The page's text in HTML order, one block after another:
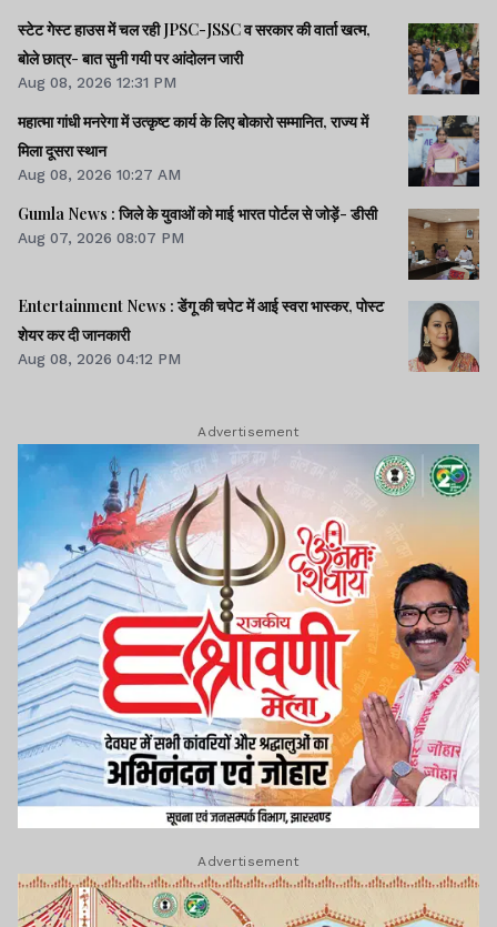
स्टेट गेस्ट हाउस में चल रही JPSC-JSSC व सरकार की वार्ता खत्म,
बोले छात्र- बात सुनी गयी पर आंदोलन जारी
Aug 08, 2026 12:31 PM
महात्मा गांधी मनरेगा में उत्कृष्ट कार्य के लिए बोकारो सम्मानित, राज्य में
मिला दूसरा स्थान
Aug 08, 2026 10:27 AM
Gumla News : जिले के युवाओं को माई भारत पोर्टल से जोड़ें- डीसी
Aug 07, 2026 08:07 PM
Entertainment News : डेंगू की चपेट में आई स्वरा भास्कर, पोस्ट
शेयर कर दी जानकारी
Aug 08, 2026 04:12 PM
Advertisement
Advertisement